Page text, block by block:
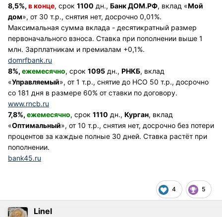
8,5%, в конце, срок 1100 дн., Банк ДОМ.РФ, вклад «Мой
дом», от 30 т.р., снятия нет, досрочно 0,01%.
Максимальная сумма вклада - десятикратный размер
первоначального взноса. Ставка при пополнении выше 1
млн. Зарплатникам и премиалам +0,1%.
domrfbank.ru
8%, ежемесячно, срок 1095 дн., РНКБ, вклад
«Управляемый», от 1 т.р., снятие до НСО 50 т.р., досрочно
со 181 дня в размере 60% от ставки по договору.
www.rncb.ru
7,8%, ежемесячно, срок 1110 дн., Курган, вклад
«Оптимальный», от 10 т.р., снятия нет, досрочно без потери
процентов за каждые полные 30 дней. Ставка растёт при
пополнении.
bank45.ru
4 5
Linel